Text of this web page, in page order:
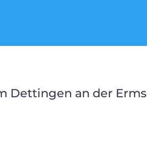
Dettingen an der Erms